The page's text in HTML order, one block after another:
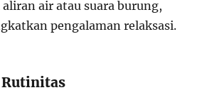
air atau suara burung,
pengalaman relaksasi.